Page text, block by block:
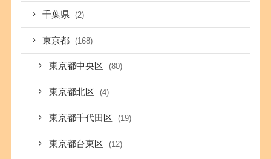
千葉県 (2)
東京都 (168)
東京都中央区 (80)
東京都北区 (4)
東京都千代田区 (19)
東京都台東区 (12)